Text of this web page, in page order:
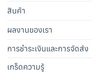
สินค้า
ผลงานของเรา
การชำระเงินและการจัดส่ง
เกร็ดความรู้